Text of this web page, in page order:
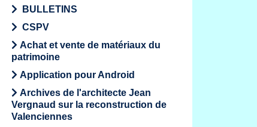
BULLETINS
CSPV
Achat et vente de matériaux du
patrimoine
Application pour Android
Archives de l'architecte Jean
Vergnaud sur la reconstruction de
Valenciennes